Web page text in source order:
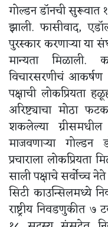
गोल्डन डॉनची सुरूवात
झाली. फासीवाद,
पुरस्कार करणाऱ्या या
मान्यता मिळाली.
विचारसरणीचं
पक्षाची लोकप्रियता
अरिष्ट्याचा मोठा
शकलेल्या
माजवणाऱ्या गोल्डन
प्रचाराला
साली पक्षाचे सर्वोच्च
सिटी काउन्सिलमध्ये
राष्ट्रीय निवडणुकीत